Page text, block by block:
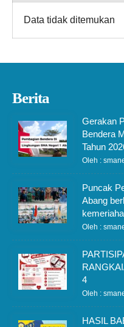
Data tidak ditemukan
Berita
Gerakan
Bendera
Tahun
Oleh :
Puncak
Abang
Oleh :
4
Oleh :
HASIL